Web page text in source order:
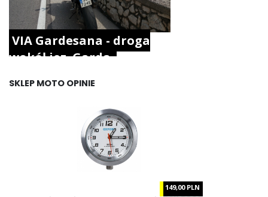
VIA Gardesana - droga
wokół jez. Garda.
SKLEP MOTO OPINIE
149,00 PLN